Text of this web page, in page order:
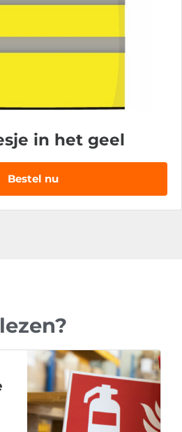
in het geel
Bestel nu